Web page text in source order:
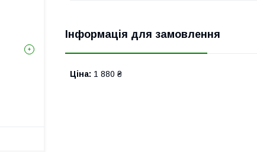
Інформація для замовлення
Ціна: 1 880 ₴